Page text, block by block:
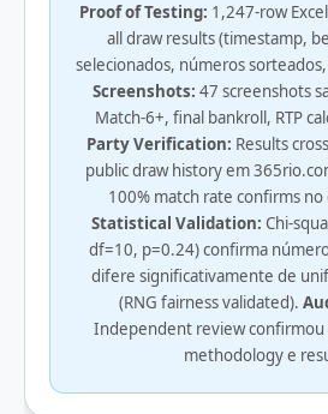
Proof of Testing: 1,247-row
all draw results (timestamp,
selecionados, números
Screenshots: 47 screenshots
Match-6+, final bankroll, RTP
Party Verification: Results
public draw history em
100% match rate confirms no
Statistical Validation: Chi-
df=10, p=0.24) confirma
difere significativamente de
(RNG fairness validated).
Independent review confirmou
methodology e